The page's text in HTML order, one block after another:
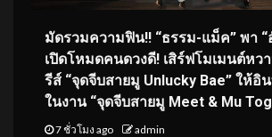
มัดรวมความฟิน!! “ธรรม-แม็ค” พา
เปิดโหมดคนดวงดี! เสิร์ฟโมเมนต์หว
รีส์ “จุดจีบสายมู Unlucky Bae” ให้
ในงาน “จุดจีบสายมู Meet & Mu
7 ชั่วโมง ago admin